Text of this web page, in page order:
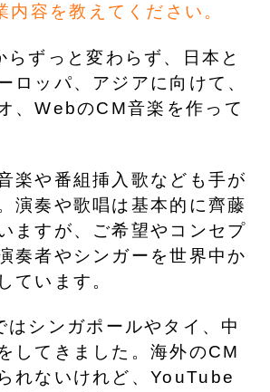
内容を教えてください。
らずっと変わらず、日本と
ロッパ、アジアに向けて、
、WebのCM音楽を作って
楽や番組挿入歌なども手が
演奏や歌唱は基本的に齊藤
ますが、ご希望やコンセプ
奏者やシンガーを世界中か
ています。
はシンガポールやタイ、中
してきました。海外のCM
れないけれど、YouTube